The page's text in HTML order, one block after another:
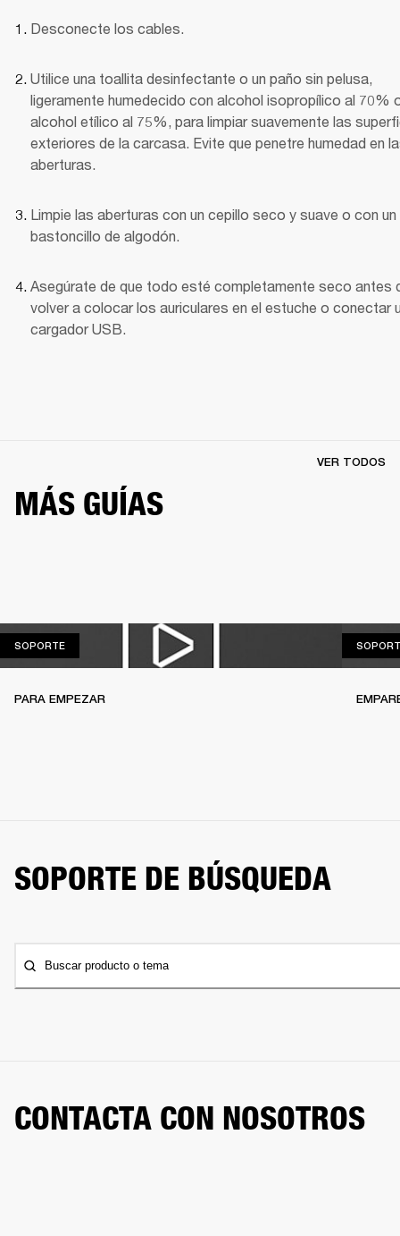
Desconecte los cables.
Utilice una toallita desinfectante o un paño sin pelusa,
ligeramente humedecido con alcohol isopropílico al 70%
alcohol etílico al 75%, para limpiar suavemente las
exteriores de la carcasa. Evite que penetre humedad en
aberturas.
Limpie las aberturas con un cepillo seco y suave o con un
bastoncillo de algodón.
Asegúrate de que todo esté completamente seco antes
volver a colocar los auriculares en el estuche o conectar
cargador USB.
MÁS GUÍAS
VER TODOS
SOPORTESOPORTE
PARA EMPEZAR
SOPORTE DE BÚSQUEDA
Buscar producto o tema
CONTACTA CON NOSOTROS